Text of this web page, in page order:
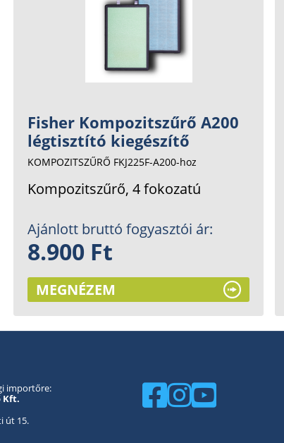
Fisher Kompozitszűrő A200
légtisztító kiegészítő
KOMPOZITSZŰRŐ FKJ225F-A200-hoz
Kompozitszűrő, 4 fokozatú
Ajánlott bruttó fogyasztói ár:
8.900 Ft
MEGNÉZEM
importőre:
Kft.
út 15.